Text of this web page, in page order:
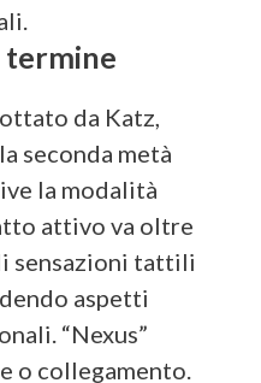
termine
da Katz,
seconda metà
la modalità
attivo va oltre
sensazioni tattili
aspetti
“Nexus”
o collegamento.